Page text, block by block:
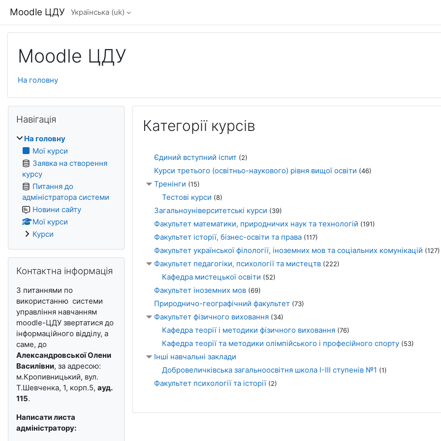
Moodle ЦДУ Українська ‎(uk)‎
Moodle ЦДУ
На головну
Категорії курсів
Єдиний вступний іспит(2)
Курси третього (освітньо-наукового) рівня вищої освіти (46)
Тренінги (15)
Тестові курси (8)
Загальноуніверситетські курси (39)
Факультет математики, природничих наук та технологій (191)
Факультет історії, бізнес-освіти та права(117)
Факультет української філології, іноземних мов та соціальних комунікацій (127)
Факультет педагогіки, психології та мистецтв(222)
Кафедра мистецької освіти (52)
Факультет іноземних мов(69)
Природничо-географічний факультет(73)
Факультет фізичного виховання(34)
Кафедра теорії і методики фізичного виховання(76)
Кафедра теорії та методики олімпійського і професійного спорту(53)
Інші навчальні заклади
Добровеличківська загальноосвітня школа I-III ступенів №1 (1)
Факультет психології та історії(2)
Блоки
Навігація
На головну
Мої курси
Заявка на створення
курсу
Питання до
адміністратора системи
Новини сайту
Мої курси
Курси
Контактна інформація
З питаннями по
використанню системи
управління навчанням
moodle-ЦДУ звертатися до
інформаційного відділу, а
саме, до
Александровської Олени
Василівни, за адресою:
м.Кропивницький, вул.
Т.Шевченка, 1, корп.5, ауд.
115.
Написати листа
адміністратору: